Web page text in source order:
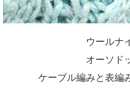
ウールナ
オーソド
ケーブル編みと表編